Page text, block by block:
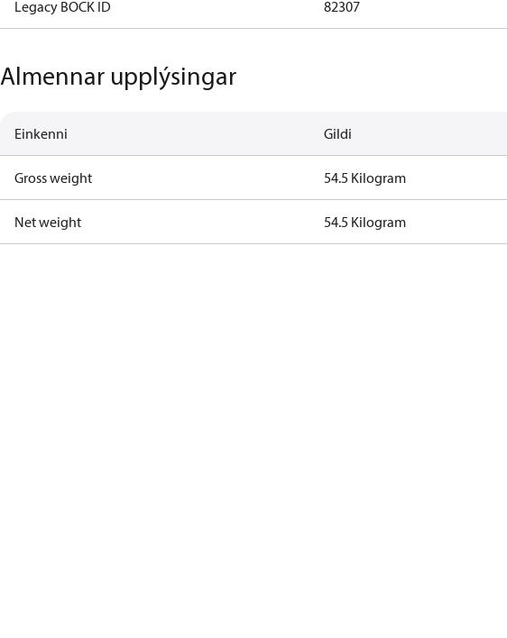
Legacy BOCK ID 82307
Almennar upplýsingar
Einkenni Gildi
Gross weight 54.5 Kilogram
Net weight 54.5 Kilogram